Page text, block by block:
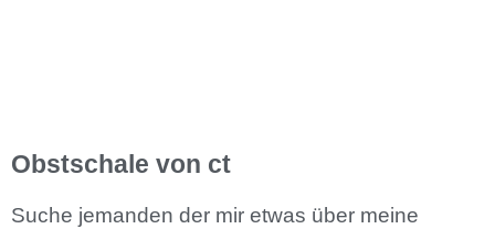
Obstschale von ct
Suche jemanden der mir etwas über meine